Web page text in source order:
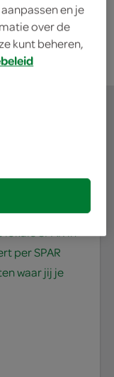
SPAR
per SPAR
waar jij je
en je
over de
kunt beheren,